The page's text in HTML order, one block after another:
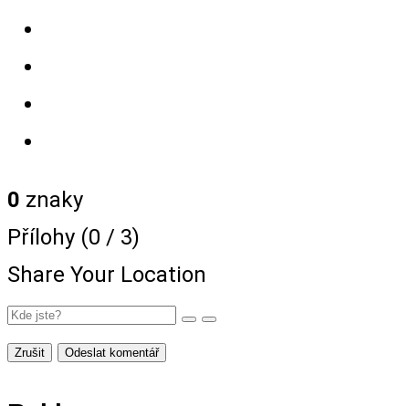
0 znaky
Přílohy (0 / 3)
Share Your Location
Zrušit Odeslat komentář